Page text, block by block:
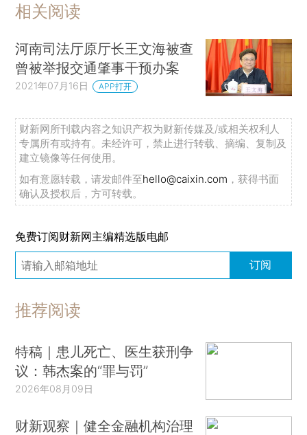
相关阅读
河南司法厅原厅长王文海被查
曾被举报交通肇事干预办案
2021年07月16日 APP打开
财新网所刊载内容之知识产权为财新传媒及/或相关权利人
专属所有或持有。未经许可，禁止进行转载、摘编、复制及
建立镜像等任何使用。
如有意愿转载，请发邮件至hello@caixin.com ，获得书面
确认及授权后，方可转载。
免费订阅财新网主编精选版电邮
订阅
推荐阅读
特稿｜患儿死亡、医生获刑争
议：韩杰案的“罪与罚”
2026年08月09日
财新观察｜健全金融机构治理